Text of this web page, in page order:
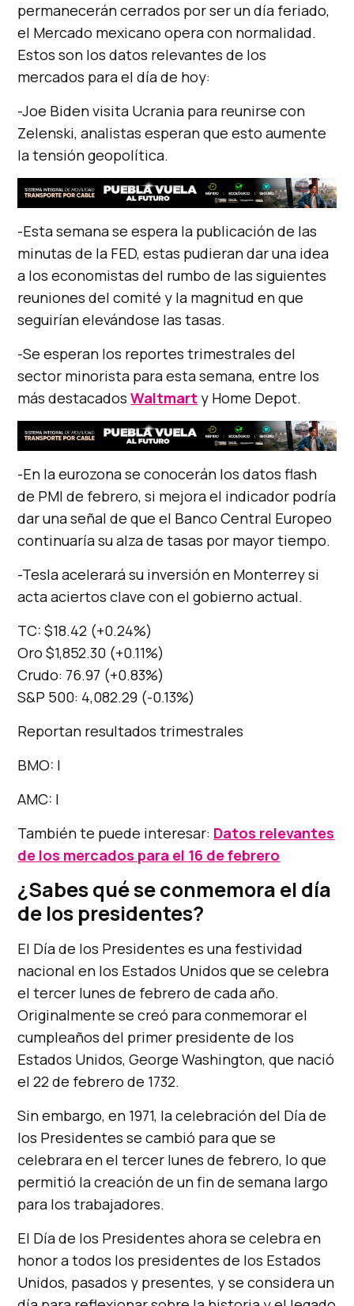
permanecerán cerrados por ser un día feriado,
el Mercado mexicano opera con normalidad.
Estos son los datos relevantes de los
mercados para el día de hoy:
-Joe Biden visita Ucrania para reunirse con
Zelenski, analistas esperan que esto aumente
la tensión geopolítica.
-Esta semana se espera la publicación de las
minutas de la FED, estas pudieran dar una idea
a los economistas del rumbo de las siguientes
reuniones del comité y la magnitud en que
seguirían elevándose las tasas.
-Se esperan los reportes trimestrales del
sector minorista para esta semana, entre los
más destacadosWaltmart y Home Depot.
-En la eurozona se conocerán los datos flash
de PMI de febrero, si mejora el indicador podría
dar una señal de que el Banco Central Europeo
continuaría su alza de tasas por mayor tiempo.
-Tesla acelerará su inversión en Monterrey si
acta aciertos clave con el gobierno actual.
TC: $18.42 (+0.24%)
Oro $1,852.30 (+0.11%)
Crudo: 76.97 (+0.83%)
S&P 500: 4,082.29 (-0.13%)
Reportan resultados trimestrales
BMO: |
AMC: |
También te puede interesar: Datos relevantes
de los mercados para el 16 de febrero
¿Sabes qué se conmemora el día
de los presidentes?
El Día de los Presidentes es una festividad
nacional en los Estados Unidos que se celebra
el tercer lunes de febrero de cada año.
Originalmente se creó para conmemorar el
cumpleaños del primer presidente de los
Estados Unidos, George Washington, que nació
el 22 de febrero de 1732.
Sin embargo, en 1971, la celebración del Día de
los Presidentes se cambió para que se
celebrara en el tercer lunes de febrero, lo que
permitió la creación de un fin de semana largo
para los trabajadores.
El Día de los Presidentes ahora se celebra en
honor a todos los presidentes de los Estados
Unidos, pasados y presentes, y se considera un